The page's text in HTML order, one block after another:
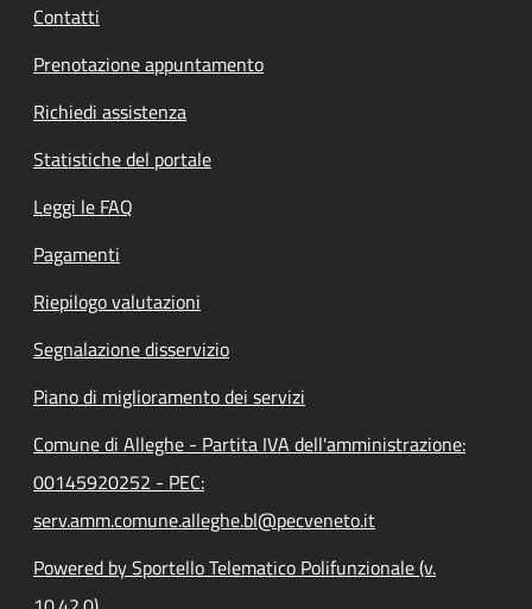
Contatti
Prenotazione appuntamento
Richiedi assistenza
Statistiche del portale
Leggi le FAQ
Pagamenti
Riepilogo valutazioni
Segnalazione disservizio
Piano di miglioramento dei servizi
Comune di Alleghe - Partita IVA dell'amministrazione:
00145920252 - PEC:
serv.amm.comune.alleghe.bl@pecveneto.it
Powered by Sportello Telematico Polifunzionale (v.